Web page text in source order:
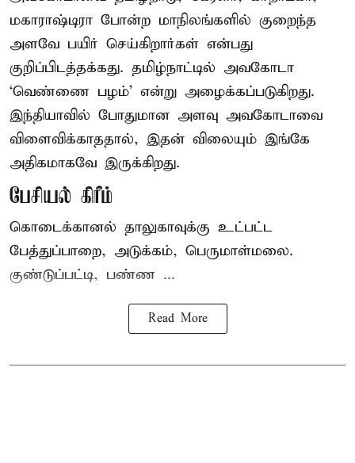
மகாராஷ்டிரா போன்ற மாநிலங்களில் குறைந்த
அளவே பயிர் செய்கிறார்கள் என்பது
குறிப்பிடத்தக்கது. தமிழ்நாட்டில் அவகோடா
‘வெண்ணை பழம்’ என்று அழைக்கப்படுகிறது.
இந்தியாவில் போதுமான அளவு அவகோடாவை
விளைவிக்காததால், இதன் விலையும் இங்கே
அதிகமாகவே இருக்கிறது.
பேசியல் கிரீம்
கொடைக்கானல் தாலுகாவுக்கு உட்பட்ட
பேத்துப்பாறை, அடுக்கம், பெருமாள்மலை.
குண்டுப்பட்டி, பண்ண ...
Read More